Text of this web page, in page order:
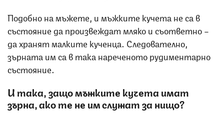
Подобно на мъжете, и мъжките кучета не са в
състояние да произвеждат мляко и съответно –
да хранят малките кученца. Следователно,
зърната им са в така нареченото рудиментарно
състояние.
И така, защо мъжките кучета имат
зърна, ако те не им служат за нищо?